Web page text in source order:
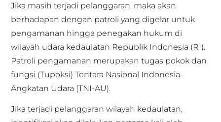
Jika masih terjadi pelanggaran, maka akan
berhadapan dengan patroli yang digelar untuk
pengamanan hingga penegakan hukum di
wilayah udara kedaulatan Republik Indonesia (RI).
Patroli pengamanan merupakan tugas pokok dan
fungsi (Tupoksi) Tentara Nasional Indonesia-
Angkatan Udara (TNI-AU).
Jika terjadi pelanggaran wilayah kedaulatan,